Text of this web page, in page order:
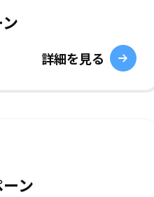
詳細を見る
ン